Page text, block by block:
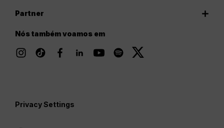
Partner
Nós também voamos em
Privacy Settings